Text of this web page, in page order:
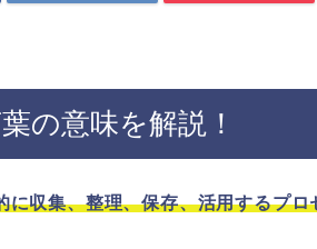
の意味を解説！
に収集、整理、保存、活用するプロ